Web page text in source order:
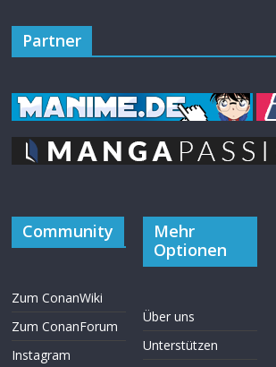
Partner
Community
Zum ConanWiki
Zum ConanForum
Instagram
Mehr
Optionen
Über uns
Unterstützen